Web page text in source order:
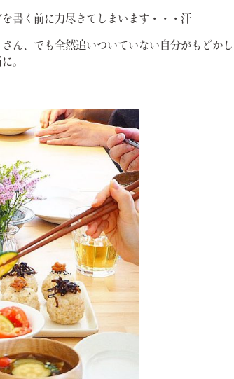
書く前に力尽きてしまいます・・・汗
ん、でも全然追いついていない自分がもどか
。